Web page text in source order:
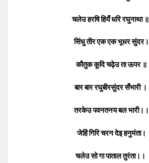
चलेउ हरषि हियँ धरि रघुनाथा ॥
सिंधु तीर एक एक भूधर सुंदर।
कौतुक कूदि चढ़ेउ ता ऊपर ॥
बार बार रघुबीरसुंदर सँभारी ।
तरकेउ पवनतनय बल भारी।।
जेहिं गिरि चरन देइ हनुमंता।
चलेउ सो गा पाताल तुरंता।।